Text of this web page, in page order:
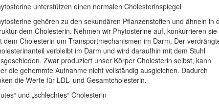
unterstützen einen normalen Cholesterinspiegel
gehören zu den sekundären Pflanzenstoffen und ähneln in
dem Cholesterin. Nehmen wir Phytosterine auf, konkurrieren sie
dem Cholesterin um Transportmechanismen im Darm. Der
verbleibt im Darm und wird daraufhin mit dem Stuhl
Zwar produziert unser Körper Cholesterin selbst, kann
die gehemmte Aufnahme nicht vollständig ausgleichen. Dadurch
die Werte für LDL- und Gesamtcholesterin.
und „schlechtes“ Cholesterin